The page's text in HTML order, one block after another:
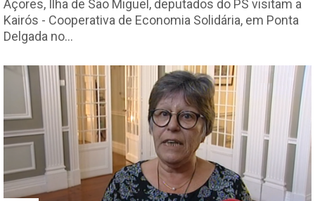
Açores, Ilha de São Miguel, deputados do PS visitam a
Kairós - Cooperativa de Economia Solidária, em Ponta
Delgada no…